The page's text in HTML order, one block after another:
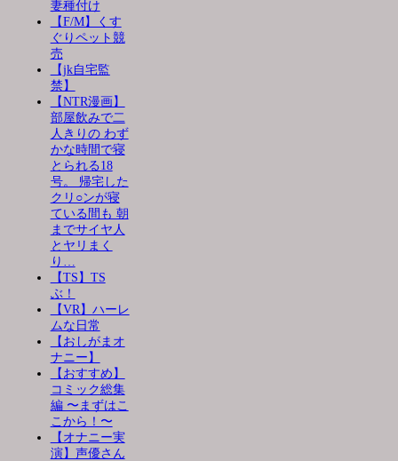
妻種付け
【F/M】くす
ぐりペット競
売
【jk自宅監
禁】
【NTR漫画】
部屋飲みで二
人きりの わず
かな時間で寝
とられる18
号。 帰宅した
クリ○ンが寝
ている間も 朝
までサイヤ人
とヤリまく
り…
【TS】TS
ぶ！
【VR】ハーレ
ムな日常
【おしがまオ
ナニー】
【おすすめ】
コミック総集
編 〜まずはこ
こから！〜
【オナニー実
演】声優さん